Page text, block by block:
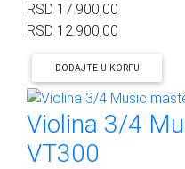
RSD 17.900,00
RSD 12.900,00
DODAJTE U KORPU
Violina 3/4
VT300